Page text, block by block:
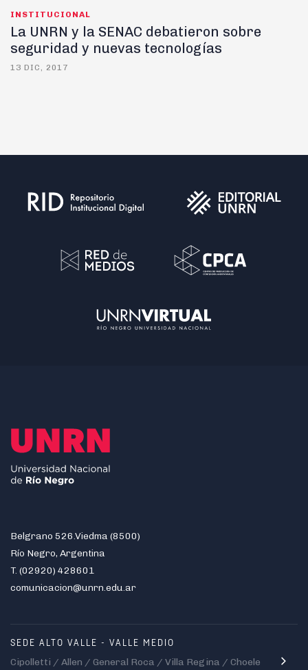
INSTITUCIONAL
La UNRN y la SENAC debatieron sobre
seguridad y nuevas tecnologías
13 DIC, 2017
Belgrano 526.Viedma (8500)
Río Negro, Argentina
T. (02920) 428601
comunicacion@unrn.edu.ar
SEDE ALTO VALLE - VALLE MEDIO
Cipolletti / Allen / General Roca / Villa Regina / Choele